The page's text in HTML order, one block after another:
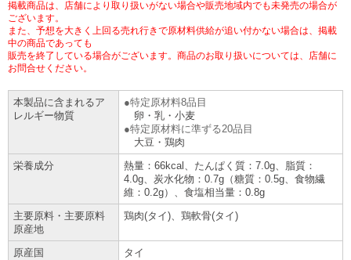
ニンテンドー・ダウンロードカード
スキャン
ファクス
チケット
プリペイドサービス
行政サービス
セブン銀行ATM
ご利用可能なお支払い方法
各種料金のお支払い
レジでApple Accountにチャージ
オンラインフォトサービス
チケットぴあ
イープラス
CNプレイガイド
タワーレコード
セブンネットショッピング
停電時のサービス停止のお知らせ
貸借対照表・損益計算書
沿革
国内店舗数
売上高、店舗数推移
セブン‐イレブンの海外事業
データで見るセブン‐イレブン
サステナビリティ推進体制
GREEN CHALLENGE 2050
4VISIONS
サステナビリティニュース
サステナビリティレポート
報告書ライブラリー
店舗検索
ネットショッピング
お問い合わせ
Language
English (Corporate)
中文[繁體字](服務)
한국어(서비스)
ภาษาไทย(บริการ)
掲載商品は、店舗により取り扱いがない場合や販売地域内でも未発売の場合が
ございます。
また、予想を大きく上回る売れ行きで原材料供給が追い付かない場合は、掲載
中の商品であっても
販売を終了している場合がございます。商品のお取り扱いについては、店舗に
お問合せください。
本製品に含まれるア
レルギー物質
特定原材料8品目
卵・乳・小麦
特定原材料に準ずる20品目
大豆・鶏肉
栄養成分
熱量：66kcal、たんぱく質：7.0g、脂質：
4.0g、炭水化物：0.7g（糖質：0.5g、食物繊
維：0.2g）、食塩相当量：0.8g
主要原料・主要原料
原産地
鶏肉(タイ)、鶏軟骨(タイ)
原産国 タイ